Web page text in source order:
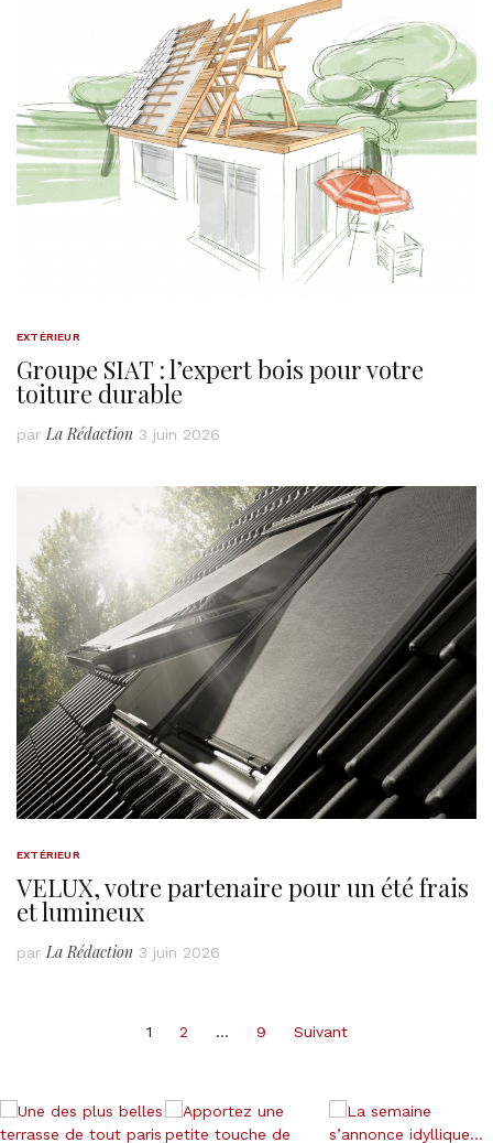
EXTÉRIEUR
Groupe SIAT : l’expert bois pour votre
toiture durable
par La Rédaction 3 juin 2026
EXTÉRIEUR
VELUX, votre partenaire pour un été frais
et lumineux
par La Rédaction 3 juin 2026
publications
1 2 … 9 Suivant